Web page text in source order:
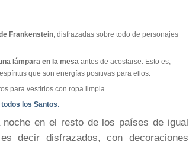
Frankenstein, disfrazadas sobre todo de personajes
lámpara en la mesa antes de acostarse. Esto es,
que son energías positivas para ellos.
para vestirlos con ropa limpia.
todos los Santos.
en el resto de los países de igual
decir disfrazados, con decoraciones